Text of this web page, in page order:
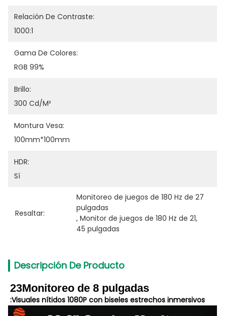
Relación De Contraste:
1000:1
Gama De Colores:
RGB 99%
Brillo:
300 Cd/m²
Montura Vesa:
100mm*100mm
HDR:
Sí
Resaltar:
Monitoreo de juegos de 180 Hz de 27
pulgadas
, Monitor de juegos de 180 Hz de 21,
45 pulgadas
Descripción De Producto
23Monitoreo de 8 pulgadas
:Visuales nítidos 1080P con biseles estrechos inmersivos